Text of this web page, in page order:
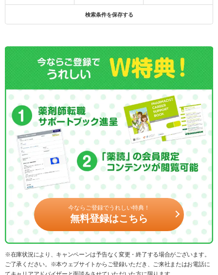
検索条件を保存する
今ならご登録でうれしい特典！
無料登録はこちら
※在庫状況により、キャンペーンは予告なく変更・終了する場合がございます。
ご了承ください。※本ウェブサイトからご登録いただき、ご来社またはお電話に